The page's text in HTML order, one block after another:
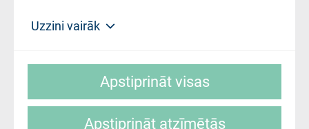
Uzzini vairāk
slimnīca, turpmāk – Pārzinis, sīkdatņu
Apstiprināt visas
Apstiprināt atzīmētās